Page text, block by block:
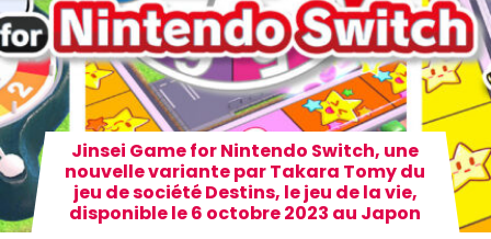
Jinsei Game for Nintendo Switch, une
nouvelle variante par Takara Tomy du
jeu de société Destins, le jeu de la vie,
disponible le 6 octobre 2023 au Japon